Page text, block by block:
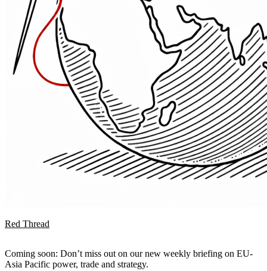
Red Thread
Coming soon: Don’t miss out on our new weekly briefing on EU-
Asia Pacific power, trade and strategy.